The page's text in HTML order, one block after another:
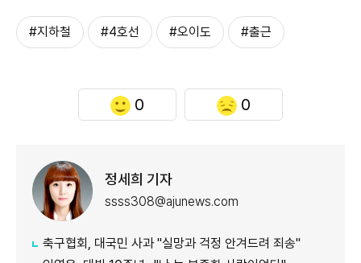
#지하철 #4호선 #오이도 #출근
0 0
정세희 기자
ssss308@ajunews.com
축구협회, 대국민 사과 "실망과 걱정 안겨드려 죄송"